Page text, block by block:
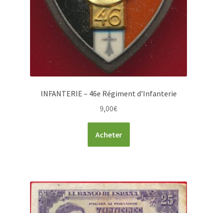
INFANTERIE – 46e Régiment d’Infanterie
9,00€
Acheter